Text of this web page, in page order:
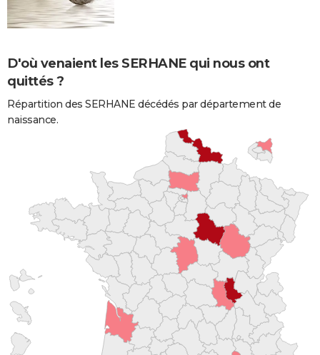
D'où venaient les SERHANE qui nous ont
quittés ?
Répartition des SERHANE décédés par département de
naissance.